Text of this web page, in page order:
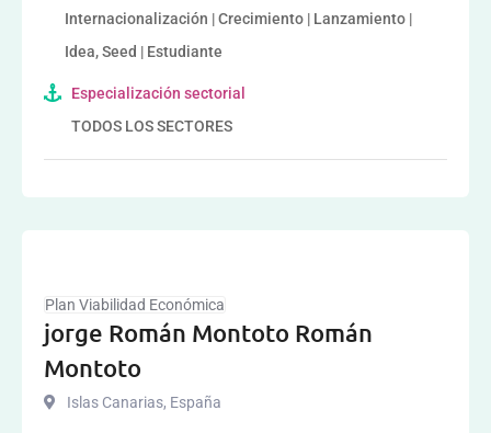
Internacionalización | Crecimiento | Lanzamiento |
Idea, Seed | Estudiante
Especialización sectorial
TODOS LOS SECTORES
Plan Viabilidad Económica
jorge Román Montoto Román
Montoto
Islas Canarias, España